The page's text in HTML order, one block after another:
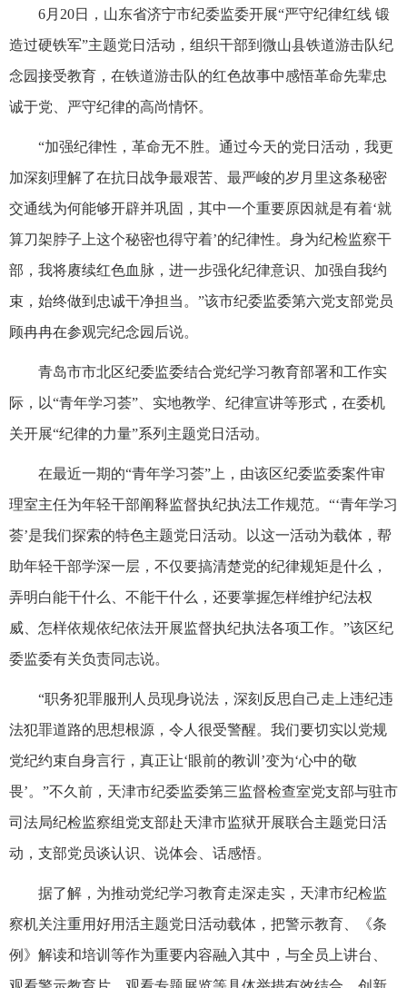
6月20日，山东省济宁市纪委监委开展“严守纪律红线 锻
造过硬铁军”主题党日活动，组织干部到微山县铁道游击队纪
念园接受教育，在铁道游击队的红色故事中感悟革命先辈忠
诚于党、严守纪律的高尚情怀。
“加强纪律性，革命无不胜。通过今天的党日活动，我更
加深刻理解了在抗日战争最艰苦、最严峻的岁月里这条秘密
交通线为何能够开辟并巩固，其中一个重要原因就是有着‘就
算刀架脖子上这个秘密也得守着’的纪律性。身为纪检监察干
部，我将赓续红色血脉，进一步强化纪律意识、加强自我约
束，始终做到忠诚干净担当。”该市纪委监委第六党支部党员
顾冉冉在参观完纪念园后说。
青岛市市北区纪委监委结合党纪学习教育部署和工作实
际，以“青年学习荟”、实地教学、纪律宣讲等形式，在委机
关开展“纪律的力量”系列主题党日活动。
在最近一期的“青年学习荟”上，由该区纪委监委案件审
理室主任为年轻干部阐释监督执纪执法工作规范。“‘青年学习
荟’是我们探索的特色主题党日活动。以这一活动为载体，帮
助年轻干部学深一层，不仅要搞清楚党的纪律规矩是什么，
弄明白能干什么、不能干什么，还要掌握怎样维护纪法权
威、怎样依规依纪依法开展监督执纪执法各项工作。”该区纪
委监委有关负责同志说。
“职务犯罪服刑人员现身说法，深刻反思自己走上违纪违
法犯罪道路的思想根源，令人很受警醒。我们要切实以党规
党纪约束自身言行，真正让‘眼前的教训’变为‘心中的敬
畏’。”不久前，天津市纪委监委第三监督检查室党支部与驻市
司法局纪检监察组党支部赴天津市监狱开展联合主题党日活
动，支部党员谈认识、说体会、话感悟。
据了解，为推动党纪学习教育走深走实，天津市纪检监
察机关注重用好用活主题党日活动载体，把警示教育、《条
例》解读和培训等作为重要内容融入其中，与全员上讲台、